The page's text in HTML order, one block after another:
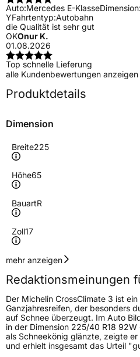
Auto:Mercedes E-KlasseDimension:
YFahrtentyp:Autobahn
die Qualität ist sehr gut
OKOnur K.
01.08.2026
Top schnelle Lieferung
alle Kundenbewertungen anzeigen
Produktdetails
Dimension
Breite225
Höhe65
BauartR
Zoll17
Geschwindigkeitsindex
Höchstgeschwindigkeit
210 km/h
Lastindex102
Höchstlast850 kg
Gewicht (in kg)11,764 kg
mehr anzeigen
Redaktionsmeinungen
Der Michelin CrossClimate 3 ist
Ganzjahresreifen, der besonders
auf Schnee überzeugt. Im Auto
in der Dimension 225/40 R18
als Schneekönig glänzte, zeigte
und erhielt insgesamt das Urteil